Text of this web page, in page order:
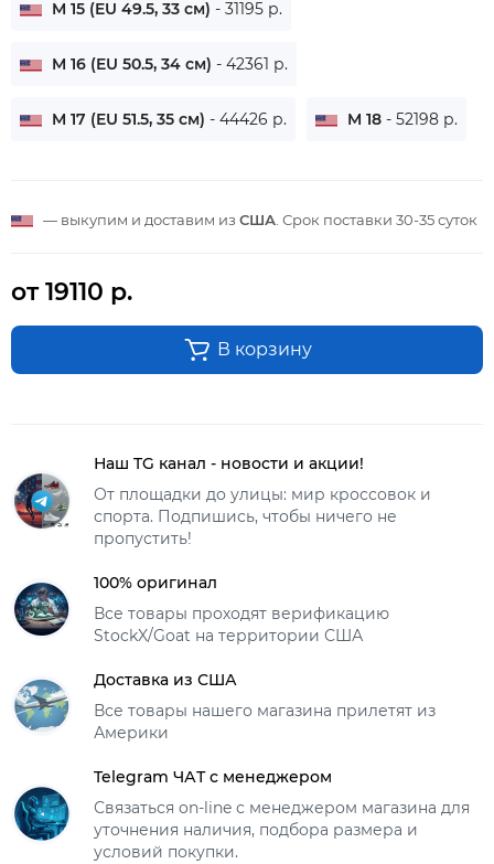
M 15 (EU 49.5, 33 см) - 31195 р.
M 16 (EU 50.5, 34 см) - 42361 р.
M 17 (EU 51.5, 35 см) - 44426 р. M 18 - 52198 р.
— выкупим и доставим из США . Срок поставки 30-35 суток
от 19110 р.
В корзину
Наш TG канал - новости и акции!
От площадки до улицы: мир кроссовок и
спорта. Подпишись, чтобы ничего не
пропустить!
100% оригинал
Все товары проходят верификацию
StockX/Goat на территории США
Доставка из США
Все товары нашего магазина прилетят из
Америки
Telegram ЧАТ с менеджером
Связаться on-line с менеджером магазина для
уточнения наличия, подбора размера и
условий покупки.